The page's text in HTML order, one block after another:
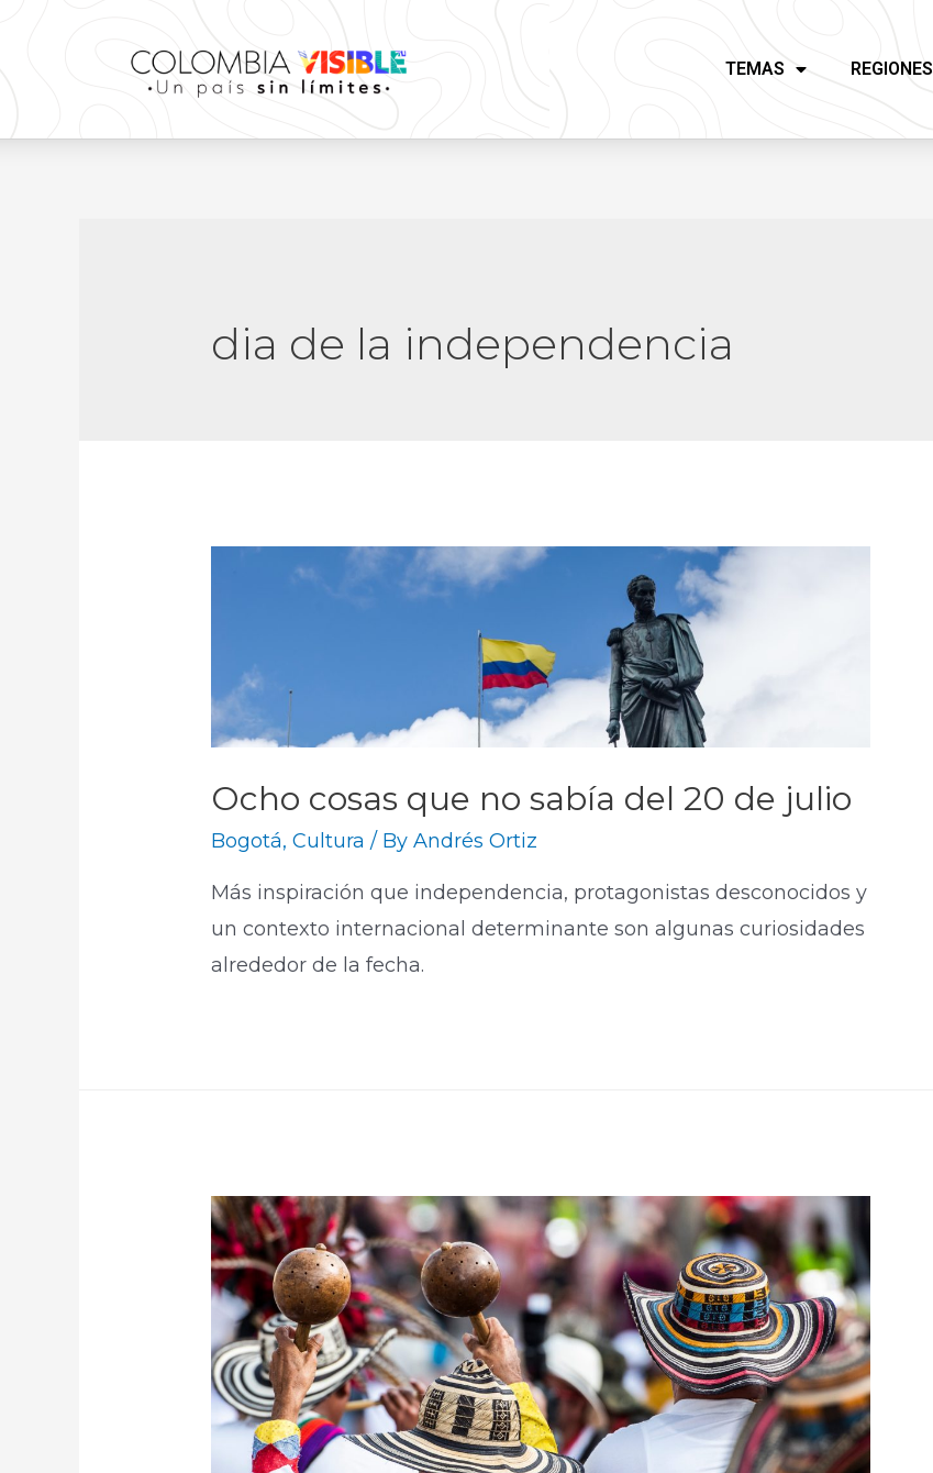
TEMAS REGIONES
dia de la independencia
Ocho cosas que no sabía del 20 de julio
Bogotá,Cultura / ByAndrés Ortiz
Más inspiración que independencia, protagonistas desconocidos y
un contexto internacional determinante son algunas curiosidades
alrededor de la fecha.